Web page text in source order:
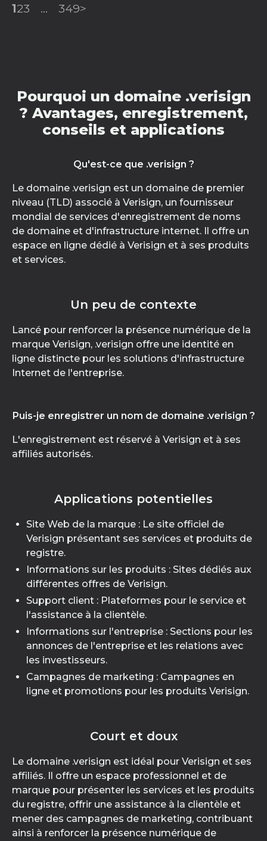
123 ... 349>
Pourquoi un domaine .verisign
? Avantages, enregistrement,
conseils et applications
Qu'est-ce que .verisign ?
Le domaine .verisign est un domaine de premier
niveau (TLD) associé à Verisign, un fournisseur
mondial de services d'enregistrement de noms
de domaine et d'infrastructure internet. Il offre un
espace en ligne dédié à Verisign et à ses produits
et services.
Un peu de contexte
Lancé pour renforcer la présence numérique de la
marque Verisign, .verisign offre une identité en
ligne distincte pour les solutions d'infrastructure
Internet de l'entreprise.
Puis-je enregistrer un nom de domaine .verisign ?
L'enregistrement est réservé à Verisign et à ses
affiliés autorisés.
Applications potentielles
Site Web de la marque : Le site officiel de
Verisign présentant ses services et produits de
registre.
Informations sur les produits : Sites dédiés aux
différentes offres de Verisign.
Support client : Plateformes pour le service et
l'assistance à la clientèle.
Informations sur l'entreprise : Sections pour les
annonces de l'entreprise et les relations avec
les investisseurs.
Campagnes de marketing : Campagnes en
ligne et promotions pour les produits Verisign.
Court et doux
Le domaine .verisign est idéal pour Verisign et ses
affiliés. Il offre un espace professionnel et de
marque pour présenter les services et les produits
du registre, offrir une assistance à la clientèle et
mener des campagnes de marketing, contribuant
ainsi à renforcer la présence numérique de